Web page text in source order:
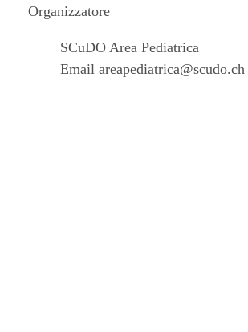
Organizzatore
SCuDO Area Pediatrica
Email areapediatrica@scudo.ch